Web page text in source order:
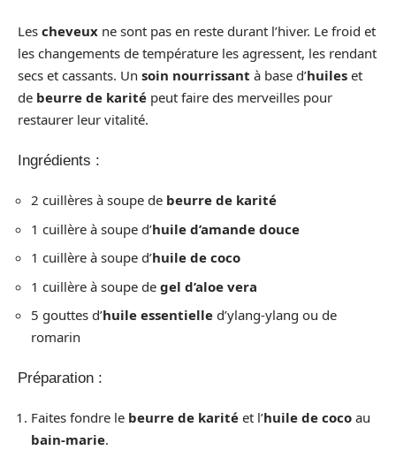
Les cheveux ne sont pas en reste durant l’hiver. Le froid et
les changements de température les agressent, les rendant
secs et cassants. Un soin nourrissant à base d’huiles et
de beurre de karité peut faire des merveilles pour
restaurer leur vitalité.
Ingrédients :
2 cuillères à soupe de beurre de karité
1 cuillère à soupe d’huile d’amande douce
1 cuillère à soupe d’huile de coco
1 cuillère à soupe de gel d’aloe vera
5 gouttes d’huile essentielle d’ylang-ylang ou de
romarin
Préparation :
Faites fondre le beurre de karité et l’huile de coco au
bain-marie.